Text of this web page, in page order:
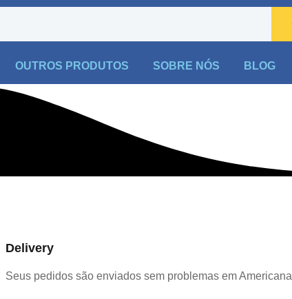
OUTROS PRODUTOS SOBRE NÓS BLOG
Delivery
Seus pedidos são enviados sem problemas em Americana